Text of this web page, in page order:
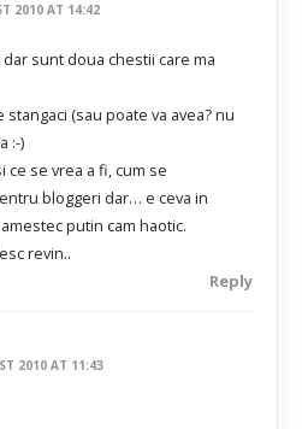
2010 AT 14:42
sunt doua chestii care ma
(sau poate va avea? nu
:-)
ce se vrea a fi, cum se
bloggeri dar… e ceva in
putin cam haotic.
revin..
Reply
2010 AT 11:43